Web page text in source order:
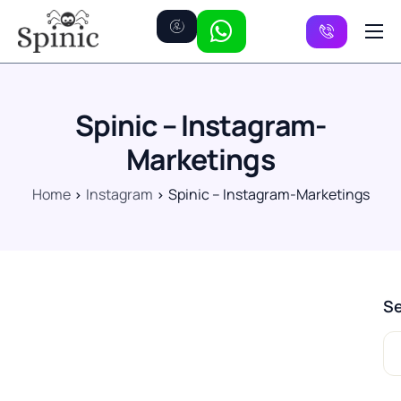
Preise
Spinic – Instagram-
Marketings
Home Instagram Spinic – Instagram-Marketings